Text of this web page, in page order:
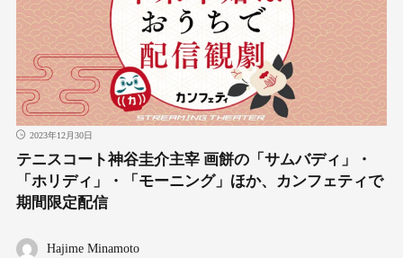
2023年12月30日
テニスコート神谷圭介主宰 画餅の「サムバディ」・
「ホリディ」・「モーニング」ほか、カンフェティで
期間限定配信
Hajime Minamoto